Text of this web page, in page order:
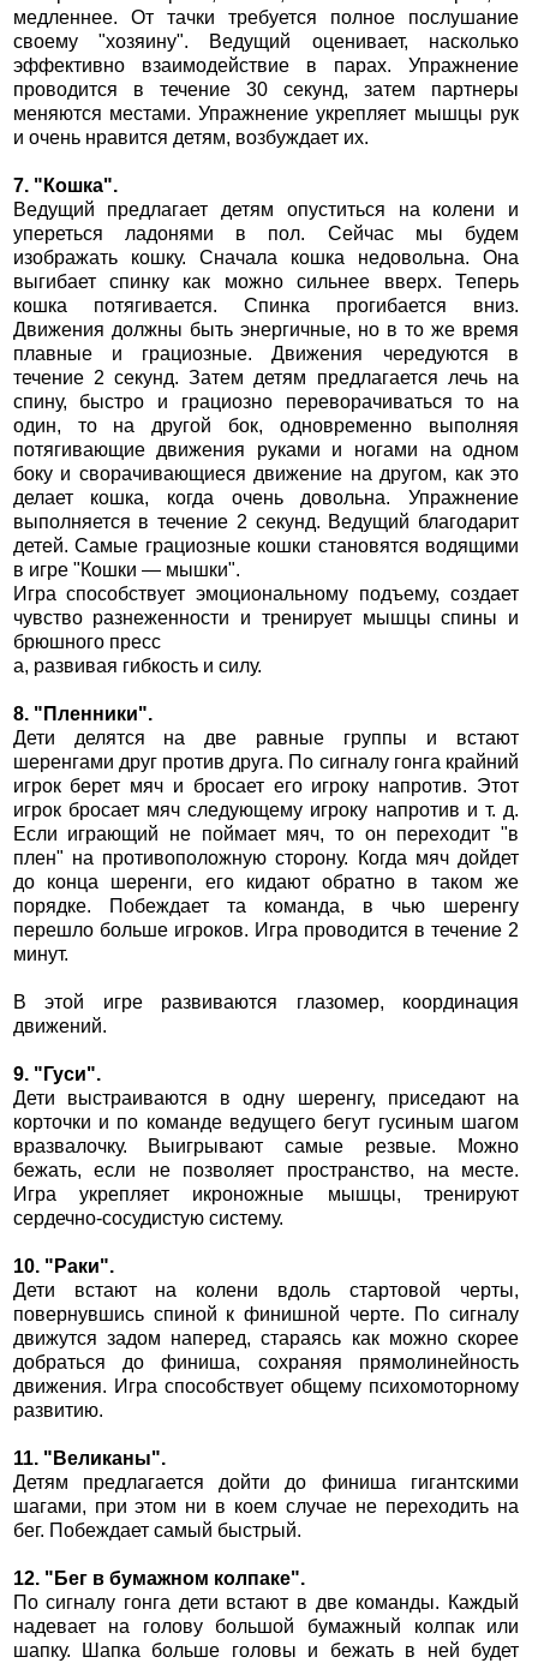
медленнее. От тачки требуется полное послушание
своему "хозяину". Ведущий оценивает, насколько
эффективно взаимодействие в парах. Упражнение
проводится в течение 30 секунд, затем партнеры
меняются местами. Упражнение укрепляет мышцы рук
и очень нравится детям, возбуждает их.
7. "Кошка".
Ведущий предлагает детям опуститься на колени и
упереться ладонями в пол. Сейчас мы будем
изображать кошку. Сначала кошка недовольна. Она
выгибает спинку как можно сильнее вверх. Теперь
кошка потягивается. Спинка прогибается вниз.
Движения должны быть энергичные, но в то же время
плавные и грациозные. Движения чередуются в
течение 2 секунд. Затем детям предлагается лечь на
спину, быстро и грациозно переворачиваться то на
один, то на другой бок, одновременно выполняя
потягивающие движения руками и ногами на одном
боку и сворачивающиеся движение на другом, как это
делает кошка, когда очень довольна. Упражнение
выполняется в течение 2 секунд. Ведущий благодарит
детей. Самые грациозные кошки становятся водящими
в игре "Кошки — мышки".
Игра способствует эмоциональному подъему, создает
чувство разнеженности и тренирует мышцы спины и
брюшного пресс
а, развивая гибкость и силу.
8. "Пленники".
Дети делятся на две равные группы и встают
шеренгами друг против друга. По сигналу гонга крайний
игрок берет мяч и бросает его игроку напротив. Этот
игрок бросает мяч следующему игроку напротив и т. д.
Если играющий не поймает мяч, то он переходит "в
плен" на противоположную сторону. Когда мяч дойдет
до конца шеренги, его кидают обратно в таком же
порядке. Побеждает та команда, в чью шеренгу
перешло больше игроков. Игра проводится в течение 2
минут.
В этой игре развиваются глазомер, координация
движений.
9. "Гуси".
Дети выстраиваются в одну шеренгу, приседают на
корточки и по команде ведущего бегут гусиным шагом
вразвалочку. Выигрывают самые резвые. Можно
бежать, если не позволяет пространство, на месте.
Игра укрепляет икроножные мышцы, тренируют
сердечно-сосудистую систему.
10. "Раки".
Дети встают на колени вдоль стартовой черты,
повернувшись спиной к финишной черте. По сигналу
движутся задом наперед, стараясь как можно скорее
добраться до финиша, сохраняя прямолинейность
движения. Игра способствует общему психомоторному
развитию.
11. "Великаны".
Детям предлагается дойти до финиша гигантскими
шагами, при этом ни в коем случае не переходить на
бег. Побеждает самый быстрый.
12. "Бег в бумажном колпаке".
По сигналу гонга дети встают в две команды. Каждый
надевает на голову большой бумажный колпак или
шапку. Шапка больше головы и бежать в ней будет